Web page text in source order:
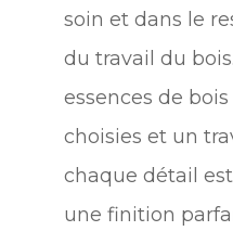
soin et dans le
du travail du
essences de
choisies et un
chaque détail
une finition